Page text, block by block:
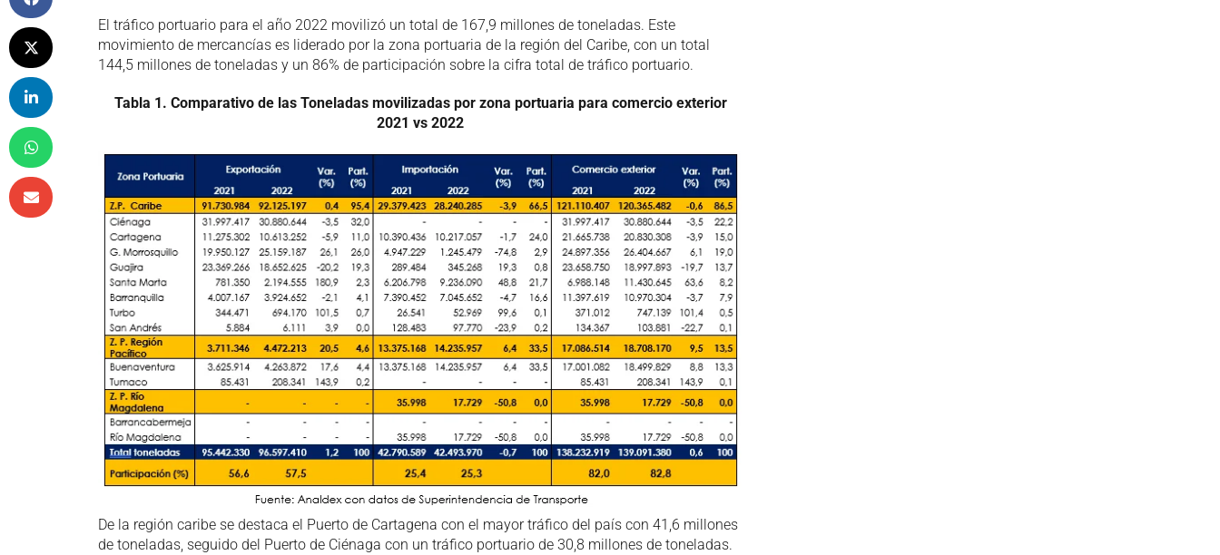
El tráfico portuario para el año 2022 movilizó un total de 167,9 millones de toneladas. Este
movimiento de mercancías es liderado por la zona portuaria de la región del Caribe, con un total
144,5 millones de toneladas y un 86% de participación sobre la cifra total de tráfico portuario.
Tabla 1. Comparativo de las Toneladas movilizadas por zona portuaria para comercio exterior
2021 vs 2022
De la región caribe se destaca el Puerto de Cartagena con el mayor tráfico del país con 41,6 millones
de toneladas, seguido del Puerto de Ciénaga con un tráfico portuario de 30,8 millones de toneladas.